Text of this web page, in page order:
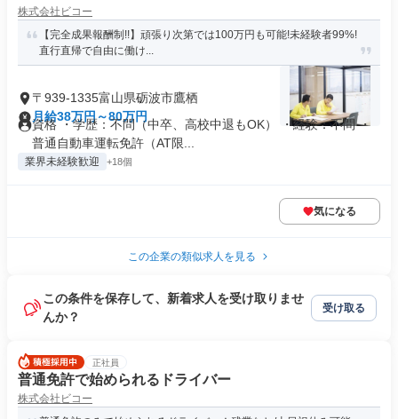
株式会社ビコー
【完全成果報酬制!!】頑張り次第では100万円も可能!未経験者99%!
直行直帰で自由に働け...
〒939-1335富山県砺波市鷹栖
月給38万円～80万円
資格 ・学歴：不問（中卒、高校中退もOK） ・経験：不問 ・
普通自動車運転免許（AT限...
業界未経験歓迎 +18個
気になる
この企業の類似求人を見る
この条件を保存して、新着求人を受け取りませ
んか？
受け取る
正社員
普通免許で始められるドライバー
株式会社ビコー